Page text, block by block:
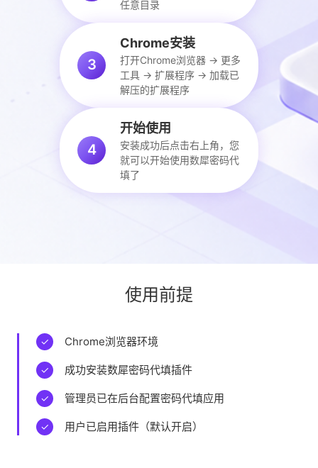
任意目录
3
Chrome安装
打开Chrome浏览器 → 更多
工具 → 扩展程序 → 加载已
解压的扩展程序
4
开始使用
安装成功后点击右上角，您
就可以开始使用数犀密码代
填了
使用前提
✓ Chrome浏览器环境
✓ 成功安装数犀密码代填插件
✓ 管理员已在后台配置密码代填应用
✓ 用户已启用插件（默认开启）